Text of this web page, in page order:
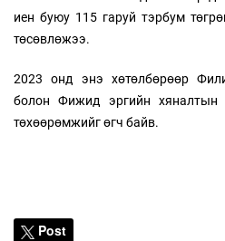
иен буюу 115 гаруй тэрбум
төсөвлөжээ.
2023 онд энэ хөтөлбөрөөр
болон Фижид эргийн хяналтын
төхөөрөмжийг өгч байв.
Post